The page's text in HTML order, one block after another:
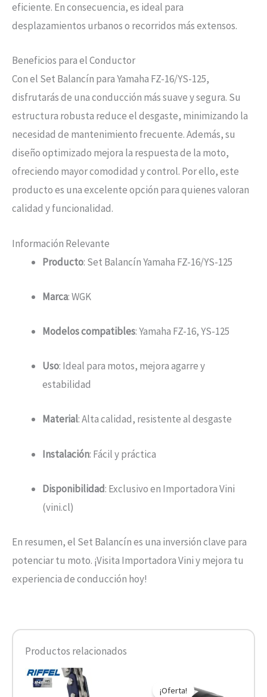
eficiente. En consecuencia, es ideal para
desplazamientos urbanos o recorridos más extensos.
Beneficios para el Conductor
Con el Set Balancín para Yamaha FZ-16/YS-125,
disfrutarás de una conducción más suave y segura. Su
estructura robusta reduce el desgaste, minimizando la
necesidad de mantenimiento frecuente. Además, su
diseño optimizado mejora la respuesta de la moto,
ofreciendo mayor comodidad y control. Por ello, este
producto es una excelente opción para quienes valoran
calidad y funcionalidad.
Información Relevante
Producto: Set Balancín Yamaha FZ-16/YS-125
Marca: WGK
Modelos compatibles: Yamaha FZ-16, YS-125
Uso: Ideal para motos, mejora agarre y
estabilidad
Material: Alta calidad, resistente al desgaste
Instalación: Fácil y práctica
Disponibilidad: Exclusivo en Importadora Vini
(vini.cl)
En resumen, el Set Balancín es una inversión clave para
potenciar tu moto. ¡Visita Importadora Vini y mejora tu
experiencia de conducción hoy!
Productos relacionados
¡Oferta!
precio